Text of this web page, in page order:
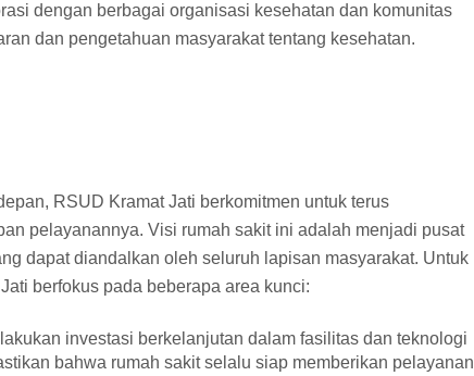
dengan berbagai organisasi kesehatan dan komunitas
dan pengetahuan masyarakat tentang kesehatan.
RSUD Kramat Jati berkomitmen untuk terus
pelayanannya. Visi rumah sakit ini adalah menjadi pusat
dapat diandalkan oleh seluruh lapisan masyarakat. Untuk
berfokus pada beberapa area kunci:
investasi berkelanjutan dalam fasilitas dan teknologi
bahwa rumah sakit selalu siap memberikan pelayanan